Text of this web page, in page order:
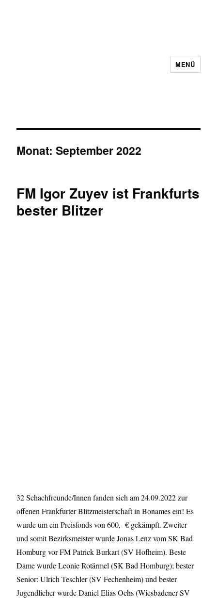
MENÜ
Monat:September 2022
FM Igor Zuyev ist Frankfurts
bester Blitzer
32 Schachfreunde/Innen fanden sich am 24.09.2022 zur
offenen Frankfurter Blitzmeisterschaft in Bonames ein! Es
wurde um ein Preisfonds von 600,- € gekämpft. Zweiter
und somit Bezirksmeister wurde Jonas Lenz vom SK Bad
Homburg vor FM Patrick Burkart (SV Hofheim). Beste
Dame wurde Leonie Rotärmel (SK Bad Homburg); bester
Senior: Ulrich Teschler (SV Fechenheim) und bester
Jugendlicher wurde Daniel Elias Ochs (Wiesbadener SV